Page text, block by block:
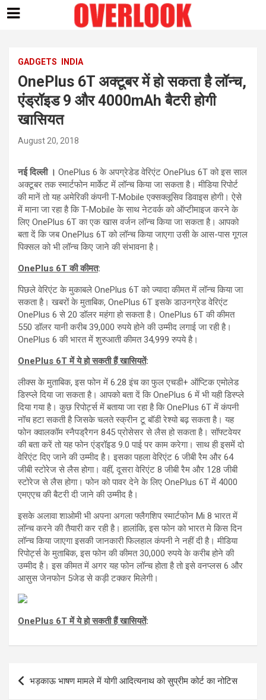
contentGADGETS INDIA
OnePlus 6T अक्टूबर में हो सकता है लॉन्च,
एंड्रॉइड 9 और 4000mAh बैटरी होगी
खासियत
August 20, 2018
नई दिल्ली । OnePlus 6 के अपग्रेडेड वेरिएंट OnePlus 6T को इस साल
अक्टूबर तक स्मार्टफोन मार्केट में लॉन्च किया जा सकता है। मीडिया रिपोर्ट
की मानें तो यह अमेरिकी कंपनी T-Mobile एक्सक्लूसिव डिवाइस होगी। ऐसे
में माना जा रहा है कि T-Mobile के साथ नेटवर्क को ऑप्टीमाइज करने के
लिए OnePlus 6T का एक खास वर्जन लॉन्च किया जा सकता है। आपको
बता दें कि जब OnePlus 6T को लॉन्च किया जाएगा उसी के आस-पास गूगल
पिक्सल को भी लॉन्च किए जाने की संभावना है।
OnePlus 6T की कीमत:
पिछले वेरिएंट के मुकाबले OnePlus 6T को ज्यादा कीमत में लॉन्च किया जा
सकता है। खबरों के मुताबिक, OnePlus 6T इसके डाउनग्रेड वेरिएंट
OnePlus 6 से 20 डॉलर महंगा हो सकता है। OnePlus 6T की कीमत
550 डॉलर यानी करीब 39,000 रुपये होने की उम्मीद लगाई जा रही है।
OnePlus 6 की भारत में शुरुआती कीमत 34,999 रुपये है।
OnePlus 6T में ये हो सकती हैं खासियतें:
लीक्स के मुताबिक, इस फोन में 6.28 इंच का फुल एचडी+ ऑप्टिक एमोलेड
डिस्प्ले दिया जा सकता है। आपको बता दें कि OnePlus 6 में भी यही डिस्प्ले
दिया गया है। कुछ रिपोर्ट्स में बताया जा रहा है कि OnePlus 6T में कंपनी
नॉच हटा सकती है जिसके चलते स्क्रीन टू बॉडी रेश्यो बढ़ सकता है। यह
फोन क्वालकॉम स्नैपड्रैगन 845 प्रोसेसर से लैस हो सकता है। सॉफ्टवेयर
की बता करें तो यह फोन एंड्रॉइड 9.0 पाई पर काम करेगा। साथ ही इसमें दो
वेरिएंट दिए जाने की उम्मीद है। इसका पहला वेरिएंट 6 जीबी रैम और 64
जीबी स्टोरेज से लैस होगा। वहीं, दूसरा वेरिएंट 8 जीबी रैम और 128 जीबी
स्टोरेज से लैस होगा। फोन को पावर देने के लिए OnePlus 6T में 4000
एमएएच की बैटरी दी जाने की उम्मीद है।
इसके अलावा शाओमी भी अपना अगला फ्लैगशिप स्मार्टफोन Mi 8 भारत में
लॉन्च करने की तैयारी कर रही है। हालांकि, इस फोन को भारत मे किस दिन
लॉन्च किया जाएगा इसकी जानकारी फिलहाल कंपनी ने नहीं दी है। मीडिया
रिपोर्ट्स के मुताबिक, इस फोन की कीमत 30,000 रुपये के करीब होने की
उम्मीद है। इस कीमत में अगर यह फोन लॉन्च होता है तो इसे वनप्लस 6 और
आसुस जेनफोन 5जेड से कड़ी टक्कर मिलेगी।
OnePlus 6T में ये हो सकती हैं खासियतें:
Post
navigation
भड़काऊ भाषण मामले में योगी आदित्यनाथ को सुप्रीम कोर्ट का नोटिस